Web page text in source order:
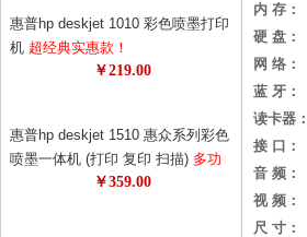
惠普hp deskjet 1010 彩色喷墨打印
机 超经典实惠款！
￥219.00
惠普hp deskjet 1510 惠众系列彩色
喷墨一体机 (打印 复印 扫描) 多功
能，一机多用，耗材更省！1050升
￥359.00
内 存：
硬 盘：
网 络：
蓝 牙：
读卡器：
接 口：
音 频：
视 频：
尺 寸：